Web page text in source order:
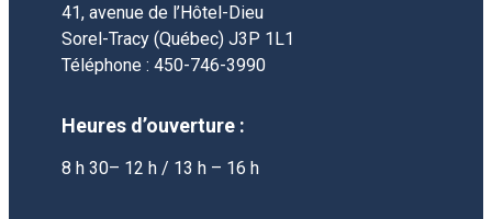
41, avenue de l’Hôtel-Dieu
Sorel-Tracy (Québec) J3P 1L1
Téléphone : 450-746-3990
Heures d’ouverture :
8 h 30– 12 h / 13 h – 16 h